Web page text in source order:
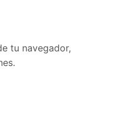
tu navegador,